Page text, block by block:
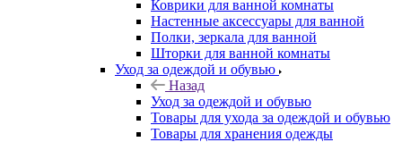
Коврики для ванной комнаты
Настенные аксессуары для ванной
Полки, зеркала для ванной
Шторки для ванной комнаты
Уход за одеждой и обувью
Назад
Уход за одеждой и обувью
Товары для ухода за одеждой и обувью
Товары для хранения одежды